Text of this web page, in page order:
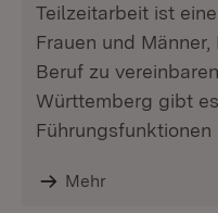
Teilzeitarbeit ist
Frauen und
Beruf zu
Württemberg gibt
Führungsfunktionen
Mehr